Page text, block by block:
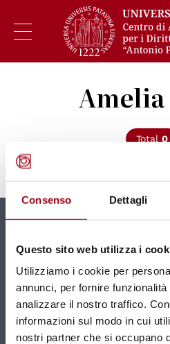
Consenso Dettagli
Questo sito web utilizza i
Utilizziamo i cookie per
annunci, per fornire
analizzare il nostro traffico.
informazioni sul modo in cui
nostri partner che si occupano
Total 0
New contents and news